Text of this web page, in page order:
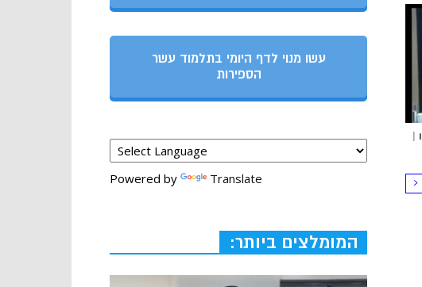
עשו מנוי לדף היומי בתלמוד עשר
הספירות
Powered by Translate
המומלצים ביותר: